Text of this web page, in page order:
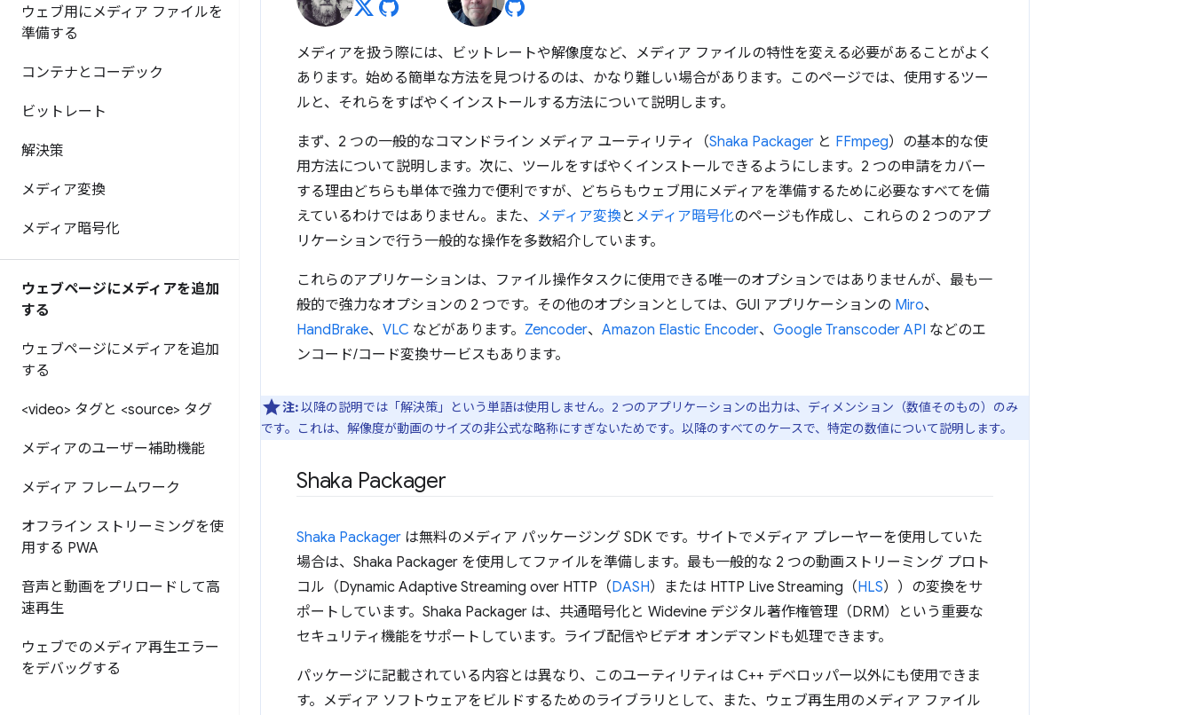
ウェブ用にメディア ファイルを
準備する
コンテナとコーデック
ビットレート
解決策
メディア変換
メディア暗号化
ウェブページにメディアを追加
する
ウェブページにメディアを追加
する
<video> タグと <source> タグ
メディアのユーザー補助機能
メディア フレームワーク
オフライン ストリーミングを使
用する PWA
音声と動画をプリロードして高
速再生
ウェブでのメディア再生エラー
をデバッグする
メディアを扱う際には、ビットレートや解像度など、メディア ファイルの特性を変える必要があることがよく
あります。始める簡単な方法を見つけるのは、かなり難しい場合があります。このページでは、使用するツー
ルと、それらをすばやくインストールする方法について説明します。
まず、2 つの一般的なコマンドライン メディア ユーティリティ（Shaka Packager と FFmpeg）の基本的な使
用方法について説明します。次に、ツールをすばやくインストールできるようにします。2 つの申請をカバー
する理由どちらも単体で強力で便利ですが、どちらもウェブ用にメディアを準備するために必要なすべてを備
えているわけではありません。また、 メディア変換 と メディア暗号化のページも作成し、これらの 2 つのアプ
リケーションで行う一般的な操作を多数紹介しています。
これらのアプリケーションは、ファイル操作タスクに使用できる唯一のオプションではありませんが、最も一
般的で強力なオプションの 2 つです。その他のオプションとしては、GUI アプリケーションの Miro、
HandBrake、 VLC などがあります。 Zencoder、 Amazon Elastic Encoder、 Google Transcoder API などのエ
ンコード/コード変換サービスもあります。
注:以降の説明では「解決策」という単語は使用しません。2 つのアプリケーションの出力は、ディメンション（数値そのもの）のみ
です。これは、解像度が動画のサイズの非公式な略称にすぎないためです。以降のすべてのケースで、特定の数値について説明します。
Shaka Packager
Shaka Packager は無料のメディア パッケージング SDK です。サイトでメディア プレーヤーを使用していた
場合は、Shaka Packager を使用してファイルを準備します。最も一般的な 2 つの動画ストリーミング プロト
コル（Dynamic Adaptive Streaming over HTTP（DASH）または HTTP Live Streaming（HLS））の変換をサ
ポートしています。Shaka Packager は、共通暗号化と Widevine デジタル著作権管理（DRM）という重要な
セキュリティ機能をサポートしています。ライブ配信やビデオ オンデマンドも処理できます。
パッケージに記載されている内容とは異なり、このユーティリティは C++ デベロッパー以外にも使用できま
す。メディア ソフトウェアをビルドするためのライブラリとして、また、ウェブ再生用のメディア ファイル